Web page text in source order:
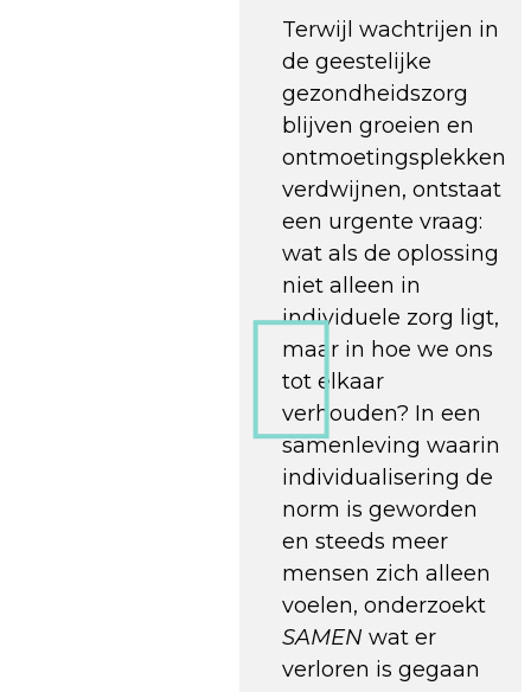
Terwijl wachtrijen in
de geestelijke
gezondheidszorg
blijven groeien en
ontmoetingsplekken
verdwijnen, ontstaat
een urgente vraag:
wat als de oplossing
niet alleen in
individuele zorg ligt,
maar in hoe we ons
tot elkaar
verhouden? In een
samenleving waarin
individualisering de
norm is geworden
en steeds meer
mensen zich alleen
voelen, onderzoekt
SAMEN wat er
verloren is gegaan